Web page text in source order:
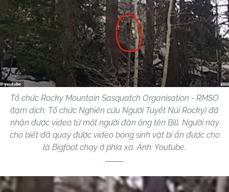
Tổ chức Rocky Mountain Sasquatch Organisation - RMSO
(tạm dịch: Tổ chức Nghiên cứu Người Tuyết Núi Rocky) đã
nhận được video từ một người đàn ông tên Bill. Người này
cho biết đã quay được video bóng sinh vật bí ẩn được cho
là Bigfoot chạy ở phía xa. Ảnh: Youtube.